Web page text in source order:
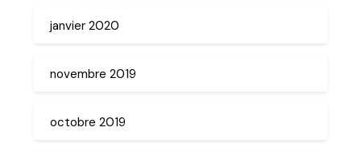
janvier 2020
novembre 2019
octobre 2019